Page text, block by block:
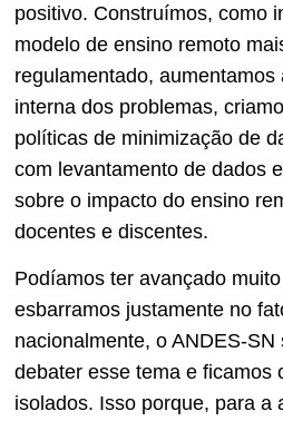
positivo. Construímos, como
modelo de ensino remoto
regulamentado, aumentamos
interna dos problemas,
políticas de minimização de
com levantamento de dados
sobre o impacto do ensino
docentes e discentes.
Podíamos ter avançado
esbarramos justamente no
nacionalmente, o ANDES-SN
debater esse tema e ficamos
isolados. Isso porque, para a